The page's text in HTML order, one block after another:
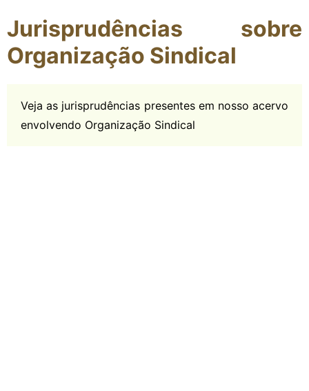
Jurisprudências sobre
Organização Sindical
Veja as jurisprudências presentes em nosso acervo
envolvendo Organização Sindical